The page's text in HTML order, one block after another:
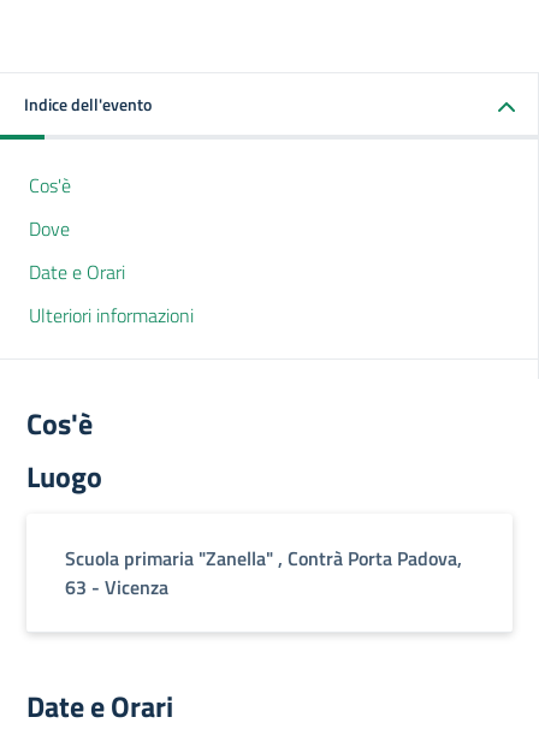
Indice dell'evento
Cos'è
Dove
Date e Orari
Ulteriori informazioni
Cos'è
Luogo
Scuola primaria "Zanella" , Contrà Porta Padova,
63 - Vicenza
Date e Orari